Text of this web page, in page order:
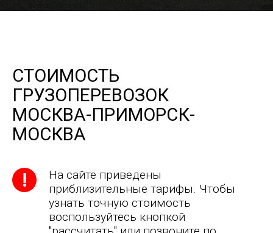
СТОИМОСТЬ
ГРУЗОПЕРЕВОЗОК
МОСКВА-ПРИМОРСК-
МОСКВА
На сайте приведены
приблизительные тарифы. Чтобы
узнать точную стоимость
воспользуйтесь кнопкой